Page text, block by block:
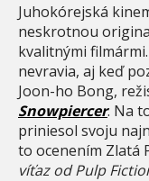
Juhokórejská
neskrotnou
kvalitnými
nevravia, aj keď
Joon-ho Bong,
Snowpiercer. Na
priniesol svoju
to ocenením Zlatá
víťaz od Pulp